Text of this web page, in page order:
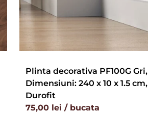
Plinta decorativa PF100G Gri,
Dimensiuni: 240 x 10 x 1.5 cm,
Durofit
75,00 lei / bucata